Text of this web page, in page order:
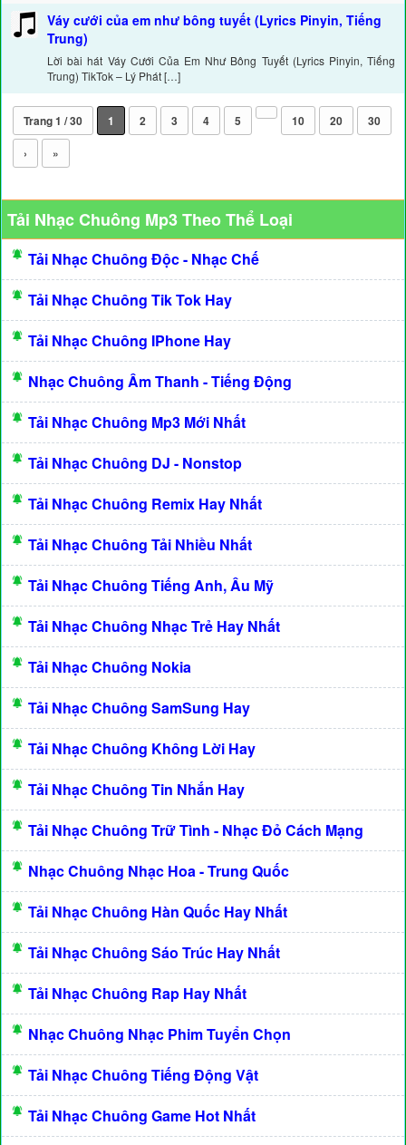
Váy cưới của em như bông tuyết (Lyrics Pinyin, Tiếng
Trung)
Lời bài hát Váy Cưới Của Em Như Bông Tuyết (Lyrics Pinyin, Tiếng
Trung) TikTok – Lý Phát […]
Trang 1 / 30 1 2 3 4 5 10 20
30
›
»
Tải Nhạc Chuông Mp3 Theo Thể Loại
Tải Nhạc Chuông Độc - Nhạc Chế
Tải Nhạc Chuông Tik Tok Hay
Tải Nhạc Chuông IPhone Hay
Nhạc Chuông Âm Thanh - Tiếng Động
Tải Nhạc Chuông Mp3 Mới Nhất
Tải Nhạc Chuông DJ - Nonstop
Tải Nhạc Chuông Remix Hay Nhất
Tải Nhạc Chuông Tải Nhiều Nhất
Tải Nhạc Chuông Tiếng Anh, Âu Mỹ
Tải Nhạc Chuông Nhạc Trẻ Hay Nhất
Tải Nhạc Chuông Nokia
Tải Nhạc Chuông SamSung Hay
Tải Nhạc Chuông Không Lời Hay
Tải Nhạc Chuông Tin Nhắn Hay
Tải Nhạc Chuông Trữ Tình - Nhạc Đỏ Cách Mạng
Nhạc Chuông Nhạc Hoa - Trung Quốc
Tải Nhạc Chuông Hàn Quốc Hay Nhất
Tải Nhạc Chuông Sáo Trúc Hay Nhất
Tải Nhạc Chuông Rap Hay Nhất
Nhạc Chuông Nhạc Phim Tuyển Chọn
Tải Nhạc Chuông Tiếng Động Vật
Tải Nhạc Chuông Game Hot Nhất